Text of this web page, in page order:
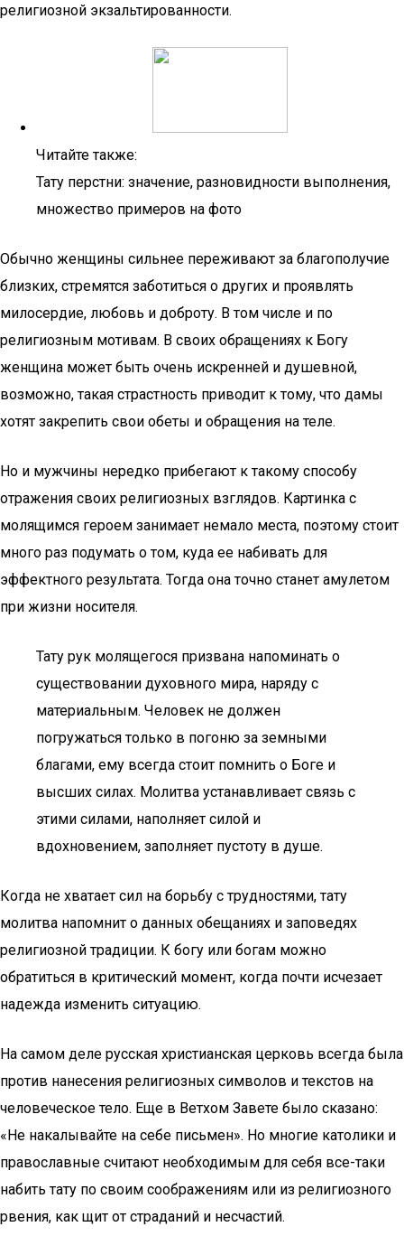
религиозной экзальтированности.
Читайте также:
Тату перстни: значение, разновидности выполнения,
множество примеров на фото
Обычно женщины сильнее переживают за благополучие
близких, стремятся заботиться о других и проявлять
милосердие, любовь и доброту. В том числе и по
религиозным мотивам. В своих обращениях к Богу
женщина может быть очень искренней и душевной,
возможно, такая страстность приводит к тому, что дамы
хотят закрепить свои обеты и обращения на теле.
Но и мужчины нередко прибегают к такому способу
отражения своих религиозных взглядов. Картинка с
молящимся героем занимает немало места, поэтому стоит
много раз подумать о том, куда ее набивать для
эффектного результата. Тогда она точно станет амулетом
при жизни носителя.
Тату рук молящегося призвана напоминать о
существовании духовного мира, наряду с
материальным. Человек не должен
погружаться только в погоню за земными
благами, ему всегда стоит помнить о Боге и
высших силах. Молитва устанавливает связь с
этими силами, наполняет силой и
вдохновением, заполняет пустоту в душе.
Когда не хватает сил на борьбу с трудностями, тату
молитва напомнит о данных обещаниях и заповедях
религиозной традиции. К богу или богам можно
обратиться в критический момент, когда почти исчезает
надежда изменить ситуацию.
На самом деле русская христианская церковь всегда была
против нанесения религиозных символов и текстов на
человеческое тело. Еще в Ветхом Завете было сказано:
«Не накалывайте на себе письмен». Но многие католики и
православные считают необходимым для себя все-таки
набить тату по своим соображениям или из религиозного
рвения, как щит от страданий и несчастий.